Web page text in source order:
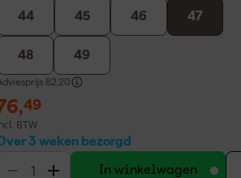
44 45 46 47
48 49
82,20
,49
BTW
3 weken bezorgd
In winkelwagen